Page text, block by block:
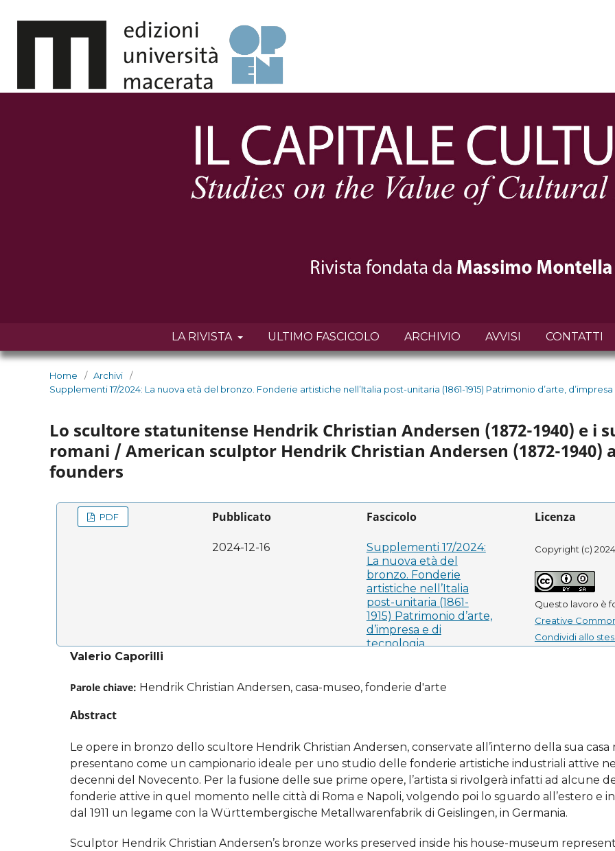
LA RIVISTA ULTIMO FASCICOLO ARCHIVIO AVVISI CONTATTI
Home / Archivi
/
Supplementi 17/2024: La nuova età del bronzo. Fonderie artistiche nell’Italia post-unitaria (1861-1915) Patrimonio d’arte,
Lo scultore statunitense Hendrik Christian Andersen (1872-1940) e i
romani / American sculptor Hendrik Christian Andersen (1872-1940)
founders
PDF Pubblicato
2024-12-16
Fascicolo
Supplementi 17/2024:
La nuova età del
bronzo. Fonderie
artistiche nell’Italia
post-unitaria (1861-
1915) Patrimonio d’arte,
d’impresa e di
tecnologia
Licenza
Copyright (c)
Questo lavoro è
Creative
Condividi allo
Gli autori
loro opera
diritto di
dell'opera,
licenziata
che
Valerio Caporilli
Parole chiave: Hendrik Christian Andersen, casa-museo, fonderie d'arte
Abstract
Le opere in bronzo dello scultore Hendrik Christian Andersen, conservate all’interno della sua casa
presentano come un campionario ideale per uno studio delle fonderie artistiche industriali attive
decenni del Novecento. Per la fusione delle sue prime opere, l’artista si rivolgerà infatti ad alcune
fonderie attive in quel momento nelle città di Roma e Napoli, volgendo poi lo sguardo all’estero e
dal 1911 un legame con la Württembergische Metallwarenfabrik di Geislingen, in Germania.
Sculptor Hendrik Christian Andersen’s bronze works preserved inside his house-museum